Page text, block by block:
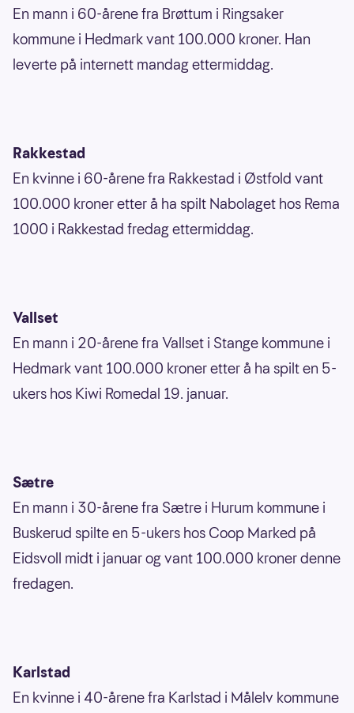
En mann i 60-årene fra Brøttum i Ringsaker
kommune i Hedmark vant 100.000 kroner. Han
leverte på internett mandag ettermiddag.
Rakkestad
En kvinne i 60-årene fra Rakkestad i Østfold vant
100.000 kroner etter å ha spilt Nabolaget hos Rema
1000 i Rakkestad fredag ettermiddag.
Vallset
En mann i 20-årene fra Vallset i Stange kommune i
Hedmark vant 100.000 kroner etter å ha spilt en 5-
ukers hos Kiwi Romedal 19. januar.
Sætre
En mann i 30-årene fra Sætre i Hurum kommune i
Buskerud spilte en 5-ukers hos Coop Marked på
Eidsvoll midt i januar og vant 100.000 kroner denne
fredagen.
Karlstad
En kvinne i 40-årene fra Karlstad i Målelv kommune